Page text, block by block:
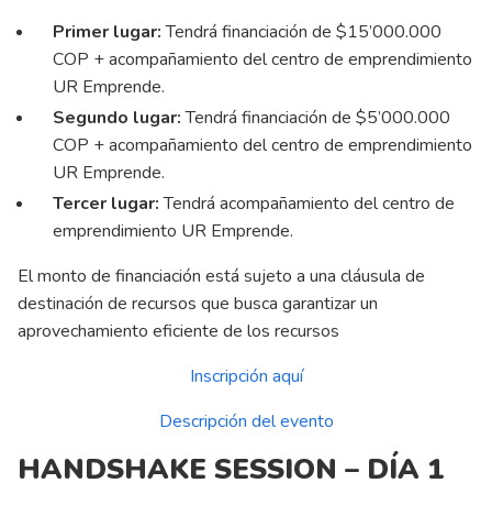
Primer lugar:Tendrá financiación de $15’000.000
COP + acompañamiento del centro de emprendimiento
UR Emprende.
Segundo lugar:Tendrá financiación de $5’000.000
COP + acompañamiento del centro de emprendimiento
UR Emprende.
Tercer lugar:Tendrá acompañamiento del centro de
emprendimiento UR Emprende.
El monto de financiación está sujeto a una cláusula de
destinación de recursos que busca garantizar un
aprovechamiento eficiente de los recursos
Inscripción aquí
Descripción del evento
HANDSHAKE SESSION – DÍA 1